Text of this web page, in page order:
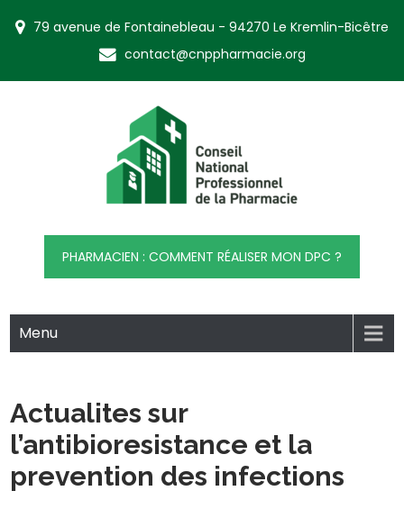
79 avenue de Fontainebleau - 94270 Le Kremlin-Bicêtre
contact@cnppharmacie.org
CNP Pharmacie
PHARMACIEN : COMMENT RÉALISER MON DPC ?
Menu
Actualites sur
l’antibioresistance et la
prevention des infections